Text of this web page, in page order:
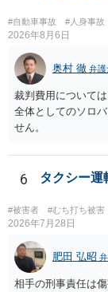
#自動車事故 #人身事故
2026年8月6日
奥村 徹 弁護
裁判費用について
全体としてのソロ
せん。
6 タクシー運
#被害者 #むち打ち被害
2026年7月28日
肥田 弘昭
相手の刑事責任は